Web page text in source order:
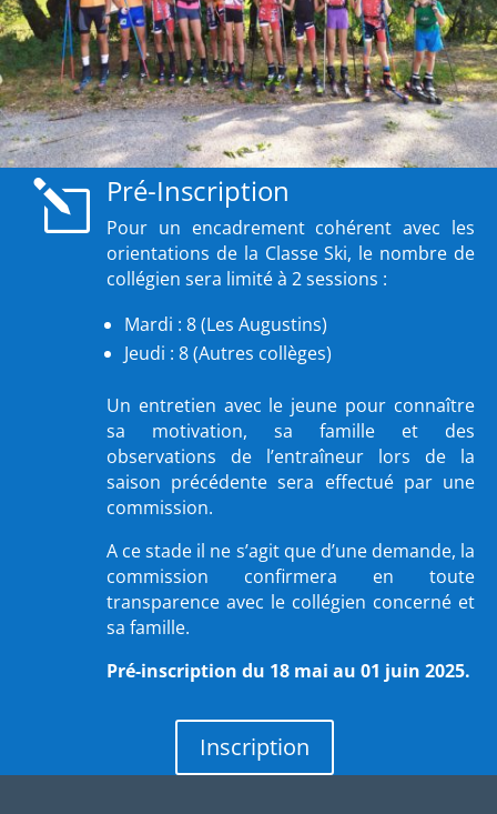
l Pré-Inscription
Pour un encadrement cohérent avec les
orientations de la Classe Ski, le nombre de
collégien sera limité à 2 sessions :
Mardi : 8 (Les Augustins)
Jeudi : 8 (Autres collèges)
Un entretien avec le jeune pour connaître
sa motivation, sa famille et des
observations de l’entraîneur lors de la
saison précédente sera effectué par une
commission.
A ce stade il ne s’agit que d’une demande, la
commission confirmera en toute
transparence avec le collégien concerné et
sa famille.
Pré-inscription du 18 mai au 01 juin 2025.
Inscription